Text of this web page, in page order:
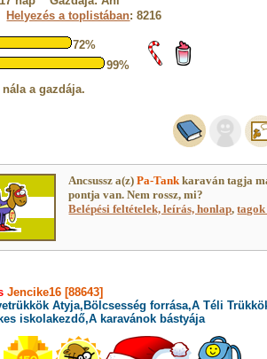
Helyezés a toplistában: 8216
72%
99%
a gazdája.
Ancsussz a(z)Pa-Tankkaraván tagja
pontja van. Nem rossz, mi?
Belépési feltételek, leírás, honlap,
Jencike16 [88643]
Atyja,Bölcsesség forrása,A Téli
iskolakezdő,A karavánok bástyája